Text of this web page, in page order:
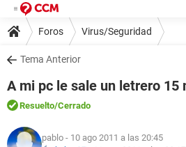
Foros Virus/Seguridad
Tema Anterior
A mi pc le sale un letrero 15
Resuelto/Cerrado
pablo - 10 ago 2011 a las 20:45